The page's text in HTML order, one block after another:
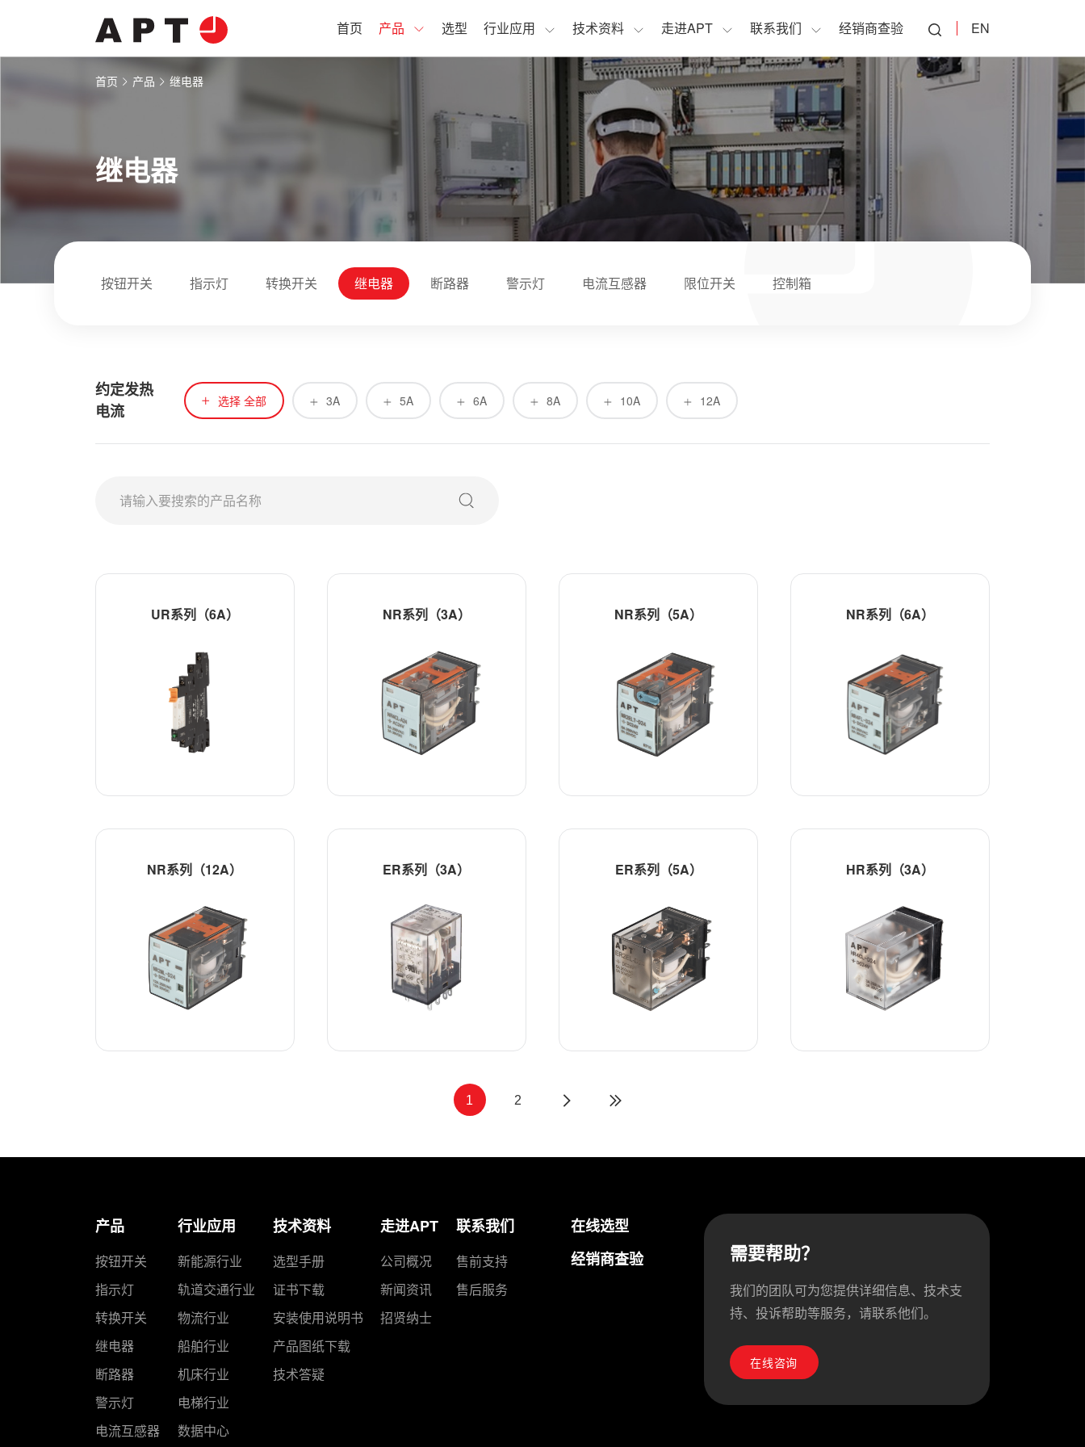
首页 产品 选型 行业应用 技术资料 走进APT 联系我们 经销商查验 EN
继电器
首页 产品 继电器
按钮开关 指示灯 转换开关 继电器 断路器 警示灯 电流互感器 限位开关 控制箱
约定发热
电流
选择 全部 3A 5A 6A 8A 10A 12A
UR系列（6A） NR系列（3A） NR系列（5A） NR系列（6A）
NR系列（12A） ER系列（3A） ER系列（5A） HR系列（3A）
1 2
产品
按钮开关
指示灯
转换开关
继电器
断路器
警示灯
电流互感器
行业应用
新能源行业
轨道交通行业
物流行业
船舶行业
机床行业
电梯行业
数据中心
技术资料
选型手册
证书下载
安装使用说明书
产品图纸下载
技术答疑
走进APT
公司概况
新闻资讯
招贤纳士
联系我们
售前支持
售后服务
在线选型
经销商查验
需要帮助？
我们的团队可为您提供详细信息、技术支
持、投诉帮助等服务，请联系他们。
在线咨询